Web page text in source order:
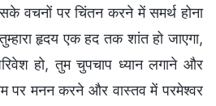
वचनों पर चिंतन करने में समर्थ होना
हृदय एक हद तक शांत हो जाएगा,
हो, तुम चुपचाप ध्यान लगाने और
पर मनन करने और वास्तव में परमेश्वर